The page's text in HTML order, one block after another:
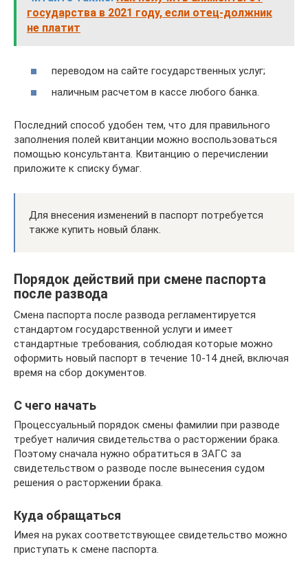
государства в 2021 году, если отец-должник
не платит
переводом на сайте государственных услуг;
наличным расчетом в кассе любого банка.
Последний способ удобен тем, что для правильного
заполнения полей квитанции можно воспользоваться
помощью консультанта. Квитанцию о перечислении
приложите к списку бумаг.
Для внесения изменений в паспорт потребуется
также купить новый бланк.
Порядок действий при смене паспорта
после развода
Смена паспорта после развода регламентируется
стандартом государственной услуги и имеет
стандартные требования, соблюдая которые можно
оформить новый паспорт в течение 10-14 дней, включая
время на сбор документов.
С чего начать
Процессуальный порядок смены фамилии при разводе
требует наличия свидетельства о расторжении брака.
Поэтому сначала нужно обратиться в ЗАГС за
свидетельством о разводе после вынесения судом
решения о расторжении брака.
Куда обращаться
Имея на руках соответствующее свидетельство можно
приступать к смене паспорта.